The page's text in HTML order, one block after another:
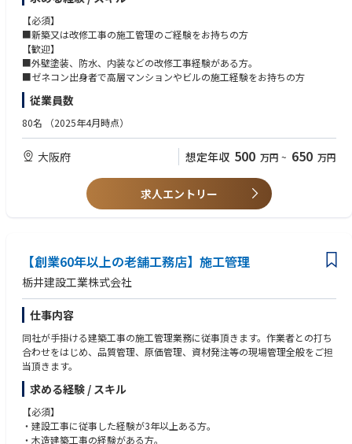
【エリア】阪神地区が中心です。
【施工管理部門に関して】「新築」「大規模改修」「営繕工事」”と受注
規模で部門を3つに分けております。
【人員構成】大規模改修2名、営繕3名の計5名となっております。
【必須】
■新築又は改修工事の施工管理のご経験をお持ちの方
【歓迎】
■外壁塗装、防水、内装などの改修工事経験がある方。
■ゼネコン出身者で高層マンションやビルの施工経験をお持ちの方
従業員数
80名 （2025年4月時点）
大阪府 想定年収 500 万円 ~ 650 万円
求人エントリー
【創業60年以上の老舗工務店】施工管理
栃井建設工業株式会社
仕事内容
同社が手掛ける建築工事の施工管理業務に従事頂きます。作業者との打ち
合わせをはじめ、品質管理、原価管理、資材発注等の現場管理全般をご担
当頂きます。
求める経験 / スキル
【必須】
・建設工事に従事した経験が3年以上ある方。
・木造建築工事の経験がある方。